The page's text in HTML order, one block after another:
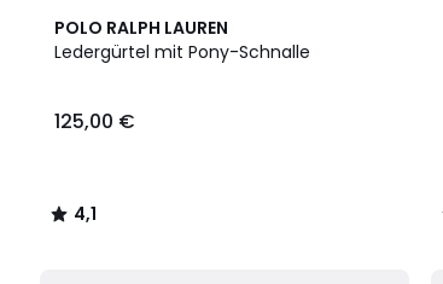
POLO RALPH LAUREN
Ledergürtel mit Pony-Schnalle
125,00 €
4,1
/ 5
4,1
/